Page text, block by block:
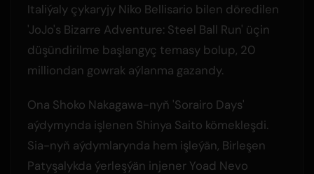
Italiýaly çykaryjy Niko Bellisario bilen döredilen
'JoJo's Bizarre Adventure: Steel Ball Run' üçin
düşündirilme başlangyç temasy bolup, 20
milliondan gowrak aýlanma gazandy.
Ona Shoko Nakagawa-nyň 'Sorairo Days'
aýdymynda işlenen Shinya Saito kömekleşdi.
Sia-nyň aýdymlarynda hem işleýän, Birleşen
Patyşalykda ýerleşýän injener Yoad Nevo